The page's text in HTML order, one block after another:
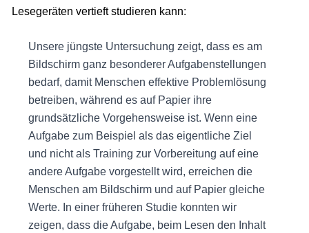
Lesegeräten vertieft studieren kann:
Unsere jüngste Untersuchung zeigt, dass es am
Bildschirm ganz besonderer Aufgabenstellungen
bedarf, damit Menschen effektive Problemlösung
betreiben, während es auf Papier ihre
grundsätzliche Vorgehensweise ist. Wenn eine
Aufgabe zum Beispiel als das eigentliche Ziel
und nicht als Training zur Vorbereitung auf eine
andere Aufgabe vorgestellt wird, erreichen die
Menschen am Bildschirm und auf Papier gleiche
Werte. In einer früheren Studie konnten wir
zeigen, dass die Aufgabe, beim Lesen den Inhalt